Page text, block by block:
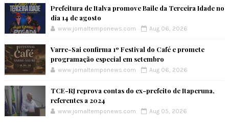
Prefeitura de Italva promove Baile da Terceira Idade no
dia 14 de agosto
www.jornaltemponews.com Aug 06, 2026
Varre-Sai confirma 1º Festival do Café e promete
programação especial em setembro
www.jornaltemponews.com Aug 06, 2026
TCE-RJ reprova contas do ex-prefeito de Itaperuna,
referentes a 2024
www.jornaltemponews.com Aug 05, 2026